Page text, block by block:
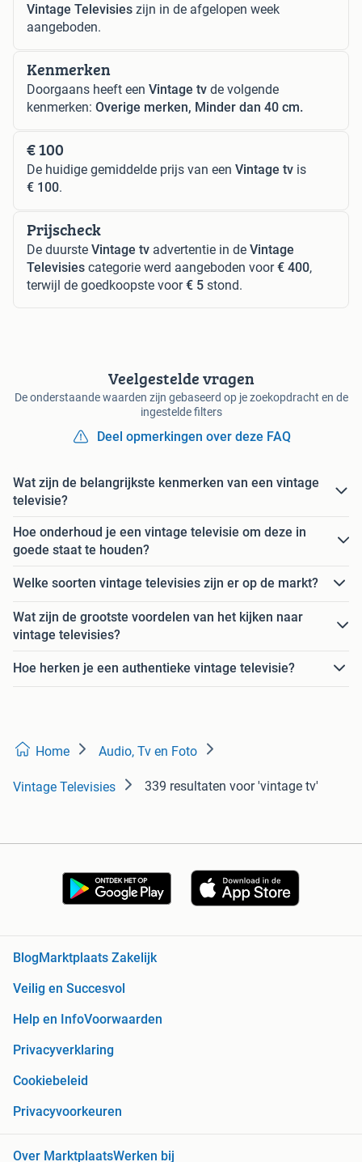
Vintage Televisies zijn in de afgelopen week
aangeboden.
Kenmerken
Doorgaans heeft een Vintage tv de volgende
kenmerken: Overige merken, Minder dan 40 cm.
€ 100
De huidige gemiddelde prijs van een Vintage tv is
€ 100.
Prijscheck
De duurste Vintage tv advertentie in de Vintage
Televisies categorie werd aangeboden voor€ 400,
terwijl de goedkoopste voor€ 5 stond.
Veelgestelde vragen
De onderstaande waarden zijn gebaseerd op je zoekopdracht en de
ingestelde filters
Deel opmerkingen over deze FAQ
Wat zijn de belangrijkste kenmerken van een vintage
televisie?
Hoe onderhoud je een vintage televisie om deze in
goede staat te houden?
Welke soorten vintage televisies zijn er op de markt?
Wat zijn de grootste voordelen van het kijken naar
vintage televisies?
Hoe herken je een authentieke vintage televisie?
Home Audio, Tv en Foto
Vintage Televisies 339 resultaten voor 'vintage tv'
BlogMarktplaats Zakelijk
Veilig en Succesvol
Help en InfoVoorwaarden
Privacyverklaring
Cookiebeleid
Privacyvoorkeuren
Over MarktplaatsWerken bij